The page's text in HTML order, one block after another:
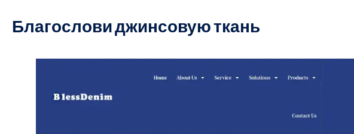
Благослови джинсовую ткань